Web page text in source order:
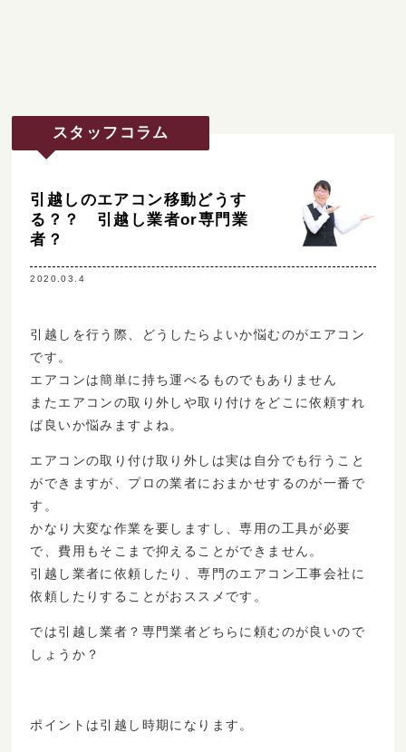
スタッフコラム
引越しのエアコン移動どうす
る？？ 引越し業者or専門業
者？
2020.03.4
引越しを行う際、どうしたらよいか悩むのがエアコン
です。
エアコンは簡単に持ち運べるものでもありません
またエアコンの取り外しや取り付けをどこに依頼すれ
ば良いか悩みますよね。
エアコンの取り付け取り外しは実は自分でも行うこと
ができますが、プロの業者におまかせするのが一番で
す。
かなり大変な作業を要しますし、専用の工具が必要
で、費用もそこまで抑えることができません。
引越し業者に依頼したり、専門のエアコン工事会社に
依頼したりすることがおススメです。
では引越し業者？専門業者どちらに頼むのが良いので
しょうか？
ポイントは引越し時期になります。